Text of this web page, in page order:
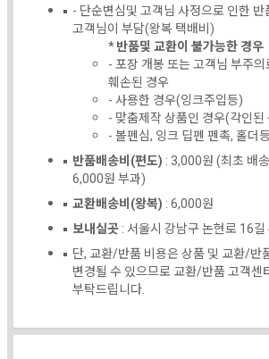
- 단순변심및 고객님 사정으로 인한
고객님이 부담(왕복 택배비)
* 반품및 교환이 불가능한 경우
- 포장 개봉 또는 고객님 부주
훼손된 경우
- 사용한 경우(잉크주입등)
- 맞춤제작 상품인 경우(각인
- 볼펜심, 잉크 딥펜 펜촉, 홀더
반품배송비(편도) : 3,000원 (최초 배
6,000원 부과)
교환배송비(왕복) : 6,000원
보내실곳: 서울시 강남구 논현로 16
단, 교환/반품 비용은 상품 및 교환/반
변경될 수 있으므로 교환/반품 고객센
부탁드립니다.